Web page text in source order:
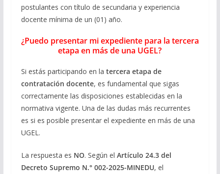
postulantes con título de secundaria y experiencia
docente mínima de un (01) año.
¿Puedo presentar mi expediente para la tercera
etapa en más de una UGEL?
Si estás participando en la tercera etapa de
contratación docente, es fundamental que sigas
correctamente las disposiciones establecidas en la
normativa vigente. Una de las dudas más recurrentes
es si es posible presentar el expediente en más de una
UGEL.
La respuesta es NO. Según el Artículo 24.3 del
Decreto Supremo N.° 002-2025-MINEDU, el